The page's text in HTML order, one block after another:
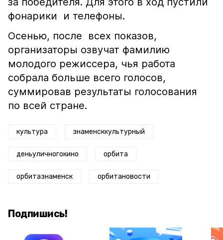
фонарики и телефоны.
Осенью, после всех показов,
организаторы озвучат фамилию
молодого режиссера, чья работа
собрала больше всего голосов,
суммировав результаты голосования
по всей стране.
культура знаменсккультурный
деньуличногокино орбита
орбитазнаменск орбитановости
Подпишись!